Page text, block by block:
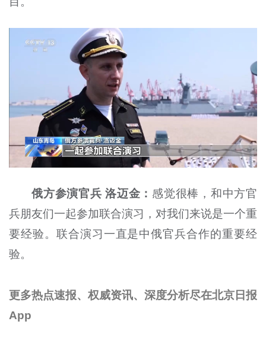
俄方参演官兵 洛迈金： 感觉很棒，和中方官
兵朋友们一起参加联合演习，对我们来说是一个重
要经验。联合演习一直是中俄官兵合作的重要经
验。
更多热点速报、权威资讯、深度分析尽在北京日报
App